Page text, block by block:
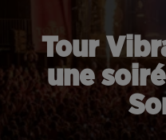
Tour
une